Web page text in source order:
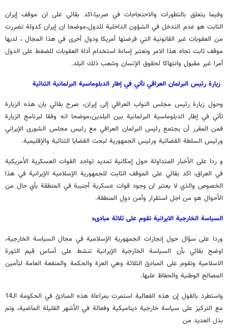
وفيما يتعلق بالتطورات والاحتجاجات في صربيا،اكد بقائي على ان موقف إيران
الثابت هو عدم التدخل في الشؤون الداخلية للدول،موضحا ان إيران كدولة تضررت
من العقوبات غير القانونية التي فرضتها أمريكا ودول أخرى في هذا المجال ، لديها
موقف ثابت تجاه هذا الامر وتعتبر إساءة استخدام أداة العقوبات للضغط على الدول
أمرا غير مقبول وانتهاكا لحقوق الإنسان وشعب ذلك البلد.
زيارة رئيس البرلمان العراقي تأتي في إطار الدبلوماسية البرلمانية الثنائية
وحول زيارة رئيس مجلس النواب العراقي إلى إيران، صرح بقائي بان هذه الزيارة
تأتي في إطار الدبلوماسية البرلمانية بين البلدين،موضحا انه وفقا لبرنامج الزيارة
فمن المقرر أن يجتمع رئيس البرلمان العراقي مع رئيس مجلس الشورى الإيراني
ورئيس السلطة القضائية ورئيس الجمهورية لبحث القضايا الثنائية والإقليمية.
و ردا على الأخبار المتداولة حول إمكانية تمديد تواجد القوات العسكرية الأمريكية
في العراق، اكد بقائي على الموقف الثابت للجمهورية الإسلامية الإيرانية في هذا
الخصوص والذي لا يعتبر ان وجود قوات عسكرية أجنبية في المنطقة بأي حال من
الأحوال هو من اجل استقرار وأمن دول المنطقة.
السياسة الخارجية الايرانية تقوم على ثلاثة مبادىء
وردا على سؤال حول إنجازات الجمهورية الإسلامية في مجال السياسة الخارجية،
اوضح بقائي بأن السياسة الخارجية الإيرانية تنشط على أساس قيم الثورة
الاسلامية وتقوم على المبادئ الثلاثة وهي العزة والحكمة والمنفعة العامة لتأمين
المصالح الوطنية والحفاظ عليها.
واستطرد بالقول إن هذه الفعالية استمرت بمراعاة هذه المبادئ في الحكومة الـ14
مع التركيز على سياسة خارجية ديناميكية وفعالة في الأشهر القليلة الماضية، وتم
بذل العديد من